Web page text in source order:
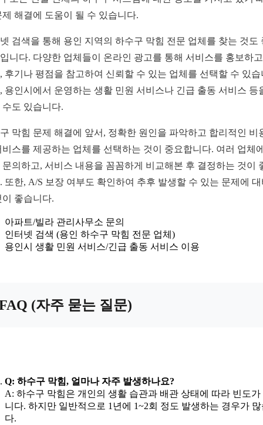
제 해결에 도움이 될 수 있습니다.
검색을 통해 용인 지역의 하수구 막힘 전문 업체를 찾는 것도
니다. 다양한 업체들이 온라인 광고를 통해 서비스를 홍보하
후기나 평점을 참고하여 신뢰할 수 있는 업체를 선택할 수 있습
용인시에서 운영하는 생활 민원 서비스나 긴급 출동 서비스 등
수도 있습니다.
막힘 문제 해결에 앞서, 정확한 원인을 파악하고 합리적인 비
비스를 제공하는 업체를 선택하는 것이 중요합니다. 여러 업체
문의하고, 서비스 내용을 꼼꼼하게 비교해본 후 결정하는 것이
또한, A/S 보장 여부도 확인하여 추후 발생할 수 있는 문제에
이 좋습니다.
아파트/빌라 관리사무소 문의
인터넷 검색 (용인 하수구 막힘 전문 업체)
용인시 생활 민원 서비스/긴급 출동 서비스 이용
(자주 묻는 질문)
Q: 하수구 막힘, 얼마나 자주 발생하나요?
A: 하수구 막힘은 개인의 생활 습관과 배관 상태에 따라 빈도가
니다. 하지만 일반적으로 1년에 1~2회 정도 발생하는 경우가
다.